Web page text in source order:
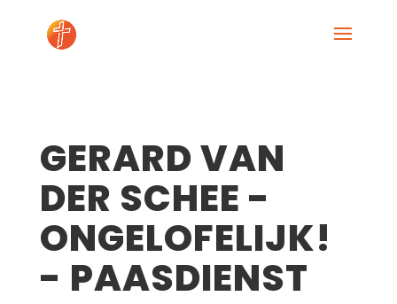
GERARD VAN
DER SCHEE -
ONGELOFELIJK!
- PAASDIENST